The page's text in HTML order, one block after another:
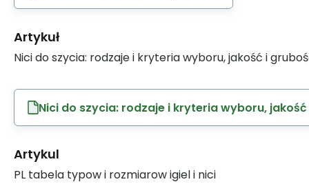
Artykuł
Nici do szycia: rodzaje i kryteria wyboru, jakość i
Nici do szycia: rodzaje i kryteria wyboru,
Artykul
PL tabela typow i rozmiarow igiel i nici